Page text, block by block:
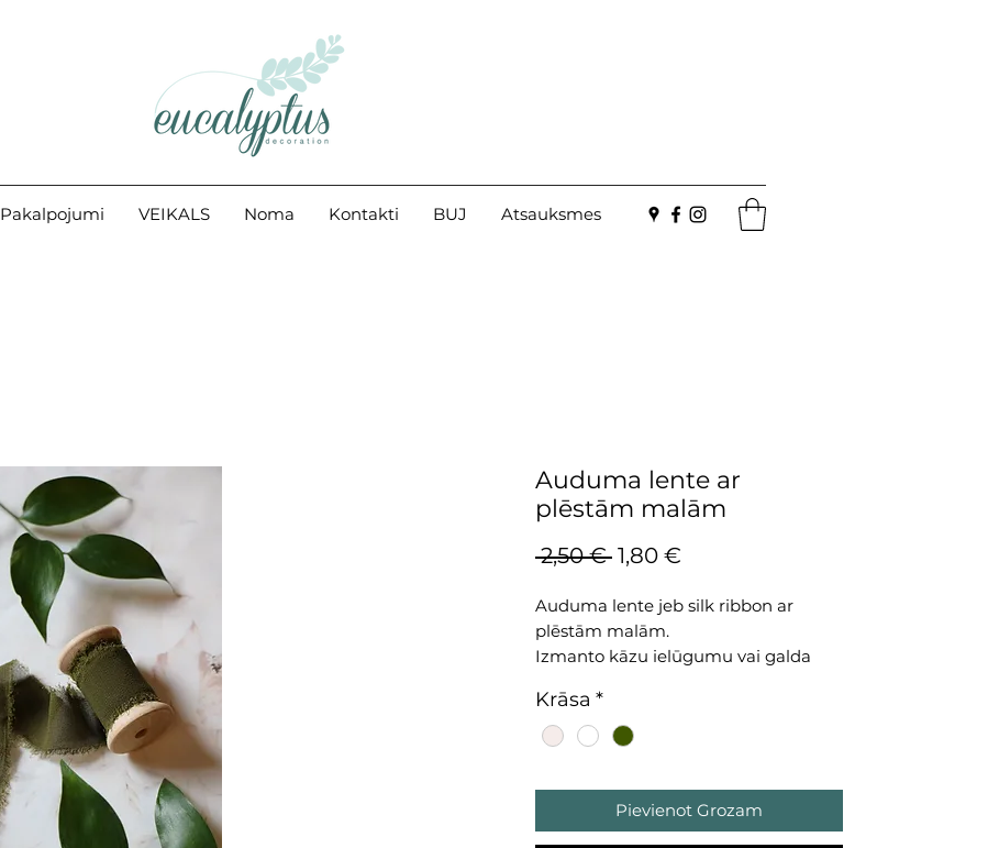
Pakalpojumi VEIKALS Noma Kontakti BUJ Atsauksmes
Auduma lente ar
plēstām malām
2,50 € Parastā
1,80 €
Auduma lente jeb silk ribbon ar
plēstām malām.
Izmanto kāzu ielūgumu vai galda
dāvanu saiņošanai.
~ 1,5m garumā
~ 1,8cm platumā
Krāsa *
Pievienot Grozam